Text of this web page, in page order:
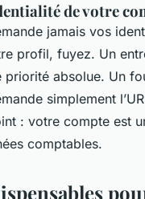
de votre
jamais vos
profil, fuyez. Un
priorité absolue. Un
simplement
: votre compte est
comptables.